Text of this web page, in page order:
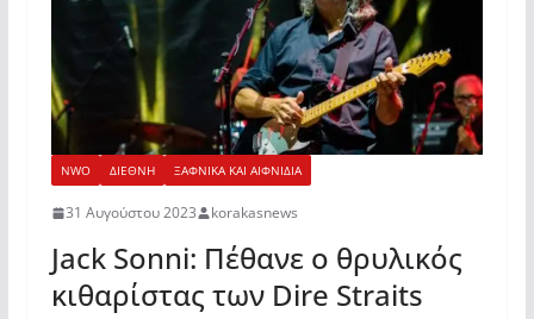
NWO ΔΙΕΘΝΗ ΞΑΦΝΙΚΑ ΚΑΙ ΑΙΦΝΙΔΙΑ
31 Αυγούστου 2023 korakasnews
Jack Sonni: Πέθανε ο θρυλικός
κιθαρίστας των Dire Straits